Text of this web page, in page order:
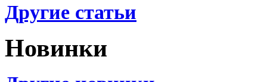
Другие статьи
Новинки